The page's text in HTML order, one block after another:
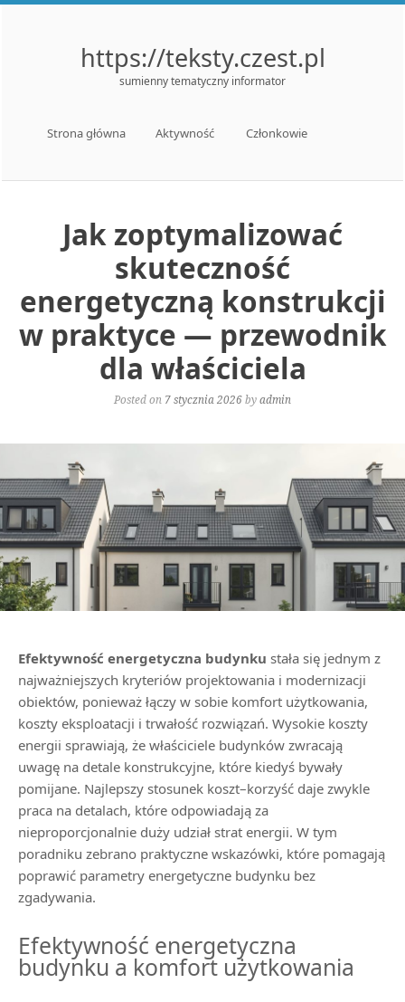
https://teksty.czest.pl
sumienny tematyczny informator
Skip to content
Strona główna Aktywność Członkowie
Jak zoptymalizować
skuteczność
energetyczną konstrukcji
w praktyce — przewodnik
dla właściciela
Posted on 7 stycznia 2026byadmin
Efektywność energetyczna budynku stała się jednym z
najważniejszych kryteriów projektowania i modernizacji
obiektów, ponieważ łączy w sobie komfort użytkowania,
koszty eksploatacji i trwałość rozwiązań. Wysokie koszty
energii sprawiają, że właściciele budynków zwracają
uwagę na detale konstrukcyjne, które kiedyś bywały
pomijane. Najlepszy stosunek koszt–korzyść daje zwykle
praca na detalach, które odpowiadają za
nieproporcjonalnie duży udział strat energii. W tym
poradniku zebrano praktyczne wskazówki, które pomagają
poprawić parametry energetyczne budynku bez
zgadywania.
Efektywność energetyczna
budynku a komfort użytkowania